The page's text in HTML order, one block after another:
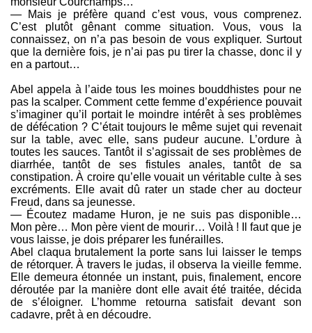
— Mais je préfère quand c’est vous, vous comprenez.
C’est plutôt gênant comme situation. Vous, vous la
connaissez, on n’a pas besoin de vous expliquer. Surtout
que la dernière fois, je n’ai pas pu tirer la chasse, donc il y
en a partout…
Abel appela à l’aide tous les moines bouddhistes pour ne
pas la scalper. Comment cette femme d’expérience pouvait
s’imaginer qu’il portait le moindre intérêt à ses problèmes
de défécation ? C’était toujours le même sujet qui revenait
sur la table, avec elle, sans pudeur aucune. L’ordure à
toutes les sauces. Tantôt il s’agissait de ses problèmes de
diarrhée, tantôt de ses fistules anales, tantôt de sa
constipation. À croire qu’elle vouait un véritable culte à ses
excréments. Elle avait dû rater un stade cher au docteur
Freud, dans sa jeunesse.
— Écoutez madame Huron, je ne suis pas disponible…
Mon père… Mon père vient de mourir… Voilà ! Il faut que je
vous laisse, je dois préparer les funérailles.
Abel claqua brutalement la porte sans lui laisser le temps
de rétorquer. À travers le judas, il observa la vieille femme.
Elle demeura étonnée un instant, puis, finalement, encore
déroutée par la manière dont elle avait été traitée, décida
de s’éloigner. L’homme retourna satisfait devant son
cadavre, prêt à en découdre.